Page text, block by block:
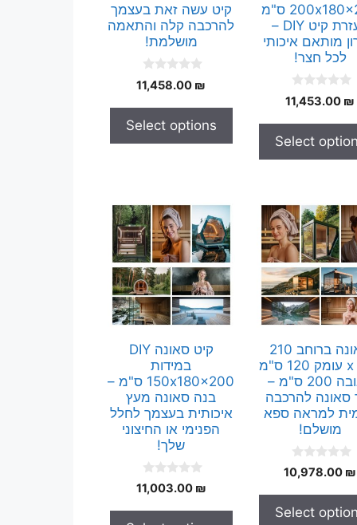
200x180x200 ס"מ
בעזרת קיט DIY –
מותאם איכותי
לכל חצר!
0
o
o
5
11,453.00 ₪
Select
קיט עשה זאת בעצמך
להרכבה קלה והתאמה
מושלמת!
0
o
o
5
11,458.00 ₪
Select options
סאונה ברוחב 210
ס"מ x עומק 120 ס"מ
x גובה 200 ס"מ –
סאונה להרכבה
למראה ספא
מושלם!
0
o
o
10,978.00 ₪
Select
קיט סאונה DIY
במידות
150x180x200 ס"מ –
בנה סאונה מעץ
איכותית בעצמך לחלל
הפנימי או החיצוני
שלך!
0
o
11,003.00 ₪